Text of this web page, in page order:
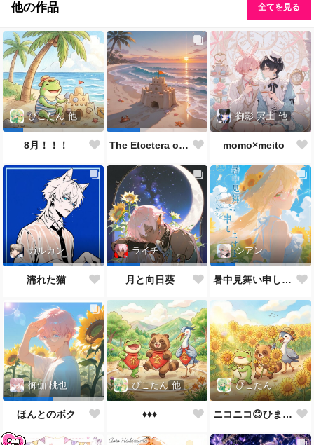
他の作品 全てを見る
ぴこたん 他
8月！！！ The Etcetera of the Sea and Crabs
御影 冥土 他
momo×meito
カルカン
濡れた猫
ライチ
月と向日葵
シアン
暑中見舞い申し上げます🌻
御伽 桃也
ほんとのボク
ぴこたん 他
♦️♦️♦️
ぴこたん
ニコニコ😊ひまわり🌻